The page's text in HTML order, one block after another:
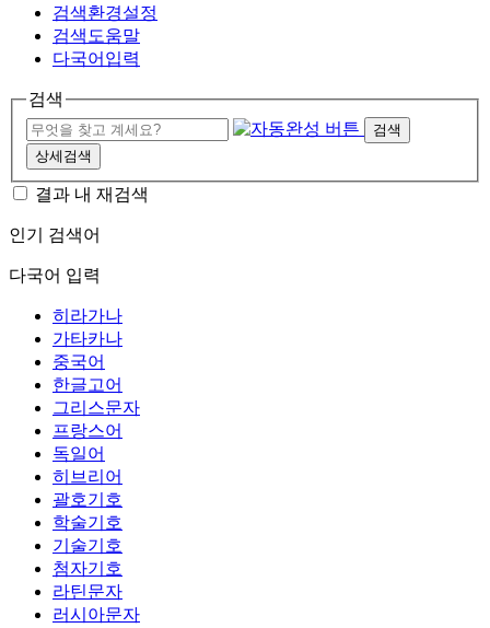
검색환경설정
검색도움말
다국어입력
검색
검색
상세검색
결과 내 재검색
인기 검색어
다국어 입력
히라가나
가타카나
중국어
한글고어
그리스문자
프랑스어
독일어
히브리어
괄호기호
학술기호
기술기호
첨자기호
라틴문자
러시아문자